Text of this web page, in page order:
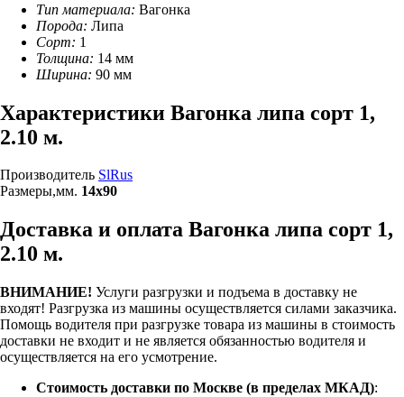
Тип материала: Вагонка
Порода: Липа
Сорт: 1
Толщина: 14 мм
Ширина: 90 мм
Характеристики Вагонка липа сорт 1,
2.10 м.
Производитель SlRus
Размеры,мм. 14х90
Доставка и оплата Вагонка липа сорт 1,
2.10 м.
ВНИМАНИЕ! Услуги разгрузки и подъема в доставку не
входят! Разгрузка из машины осуществляется силами заказчика.
Помощь водителя при разгрузке товара из машины в стоимость
доставки не входит и не является обязанностью водителя и
осуществляется на его усмотрение.
Стоимость доставки по Москве (в пределах МКАД):